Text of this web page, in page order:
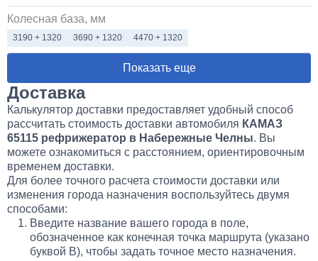
Колесная база, мм
3190 + 1320 3690 + 1320 4470 + 1320
Показать еще
Доставка
Калькулятор доставки предоставляет удобный способ
рассчитать стоимость доставки автомобиля КАМАЗ
65115 рефрижератор в Набережные Челны. Вы
можете ознакомиться с расстоянием, ориентировочным
временем доставки.
Для более точного расчета стоимости доставки или
изменения города назначения воспользуйтесь двумя
способами:
Введите название вашего города в поле,
обозначенное как конечная точка маршрута (указано
буквой B), чтобы задать точное место назначения.